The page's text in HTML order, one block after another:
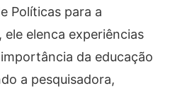
Políticas para a
elenca experiências
da educação
a pesquisadora,